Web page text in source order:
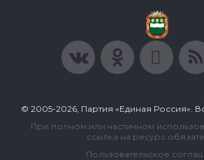
© 2005-2026, Партия «Единая Россия».
При полном или частичном
ссылка на ресурс
Пользовательское